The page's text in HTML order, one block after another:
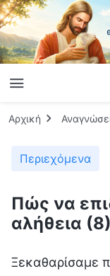
Αρχική
Περιεχόμενα
Πώς να
αλήθεια (8)
Ξεκαθαρίσαμε